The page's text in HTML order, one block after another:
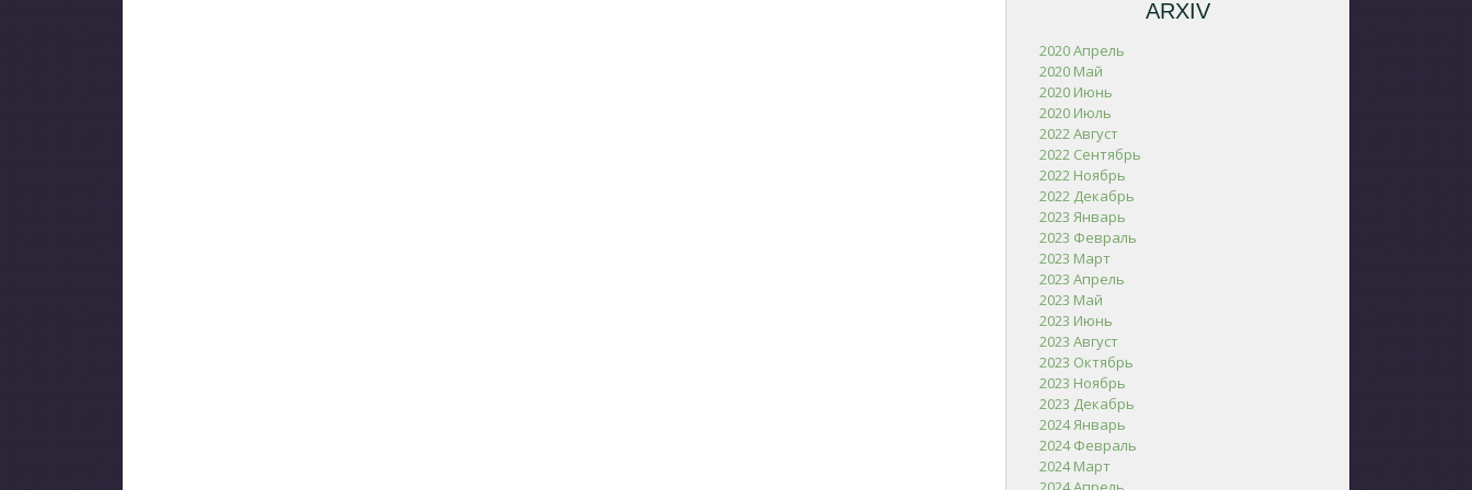
ARXIV
2020 Апрель
2020 Май
2020 Июнь
2020 Июль
2022 Август
2022 Сентябрь
2022 Ноябрь
2022 Декабрь
2023 Январь
2023 Февраль
2023 Март
2023 Апрель
2023 Май
2023 Июнь
2023 Август
2023 Октябрь
2023 Ноябрь
2023 Декабрь
2024 Январь
2024 Февраль
2024 Март